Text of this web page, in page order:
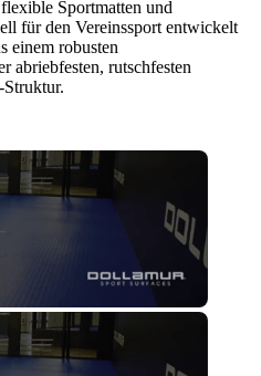
Sportmatten und
für den Vereinssport entwickelt
einem robusten
abriebfesten, rutschfesten